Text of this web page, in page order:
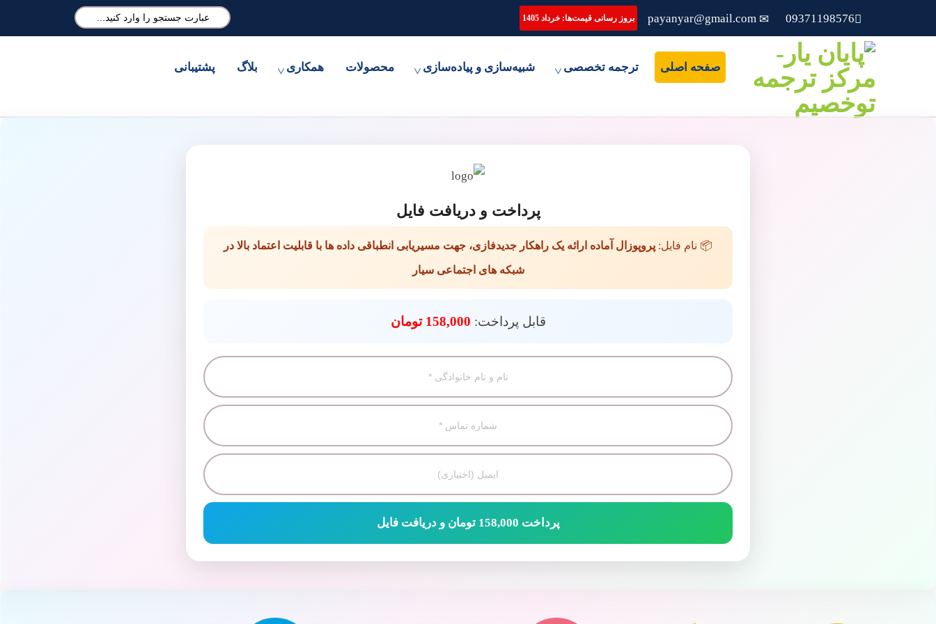
ترجمه تخصصی مقاله، انجام پایان نامه و شبیه سازی مقالات علمی
09371198576 بروز رسانی قیمت‌ها: خرداد 1405
صفحه اصلی ترجمه تخصصی شبیه‌سازی و پیاده‌سازی محصولات همکاری بلاگ پشتیبانی
پرداخت و دریافت فایل
📦 نام فایل: پروپوزال آماده ارائه یک راهکار جدیدفازی، جهت مسیریابی انطباقی داده ها با قابلیت اعتماد بالا در
شبکه های اجتماعی سیار
قابل پرداخت: 158,000 تومان
پرداخت 158,000 تومان و دریافت فایل